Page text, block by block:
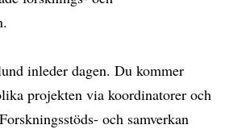
inleder dagen. Du kommer
projekten via koordinatorer och
och samverkan